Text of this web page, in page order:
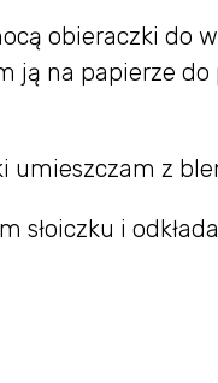
obieraczki do
ją na papierze
umieszczam z
słoiczku i